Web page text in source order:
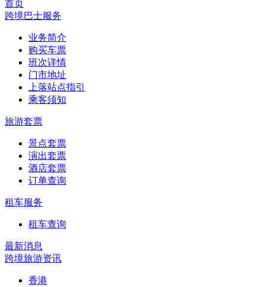
首页
跨境巴士服务
业务简介
购买车票
班次详情
门市地址
上落站点指引
乘客须知
旅游套票
景点套票
演出套票
酒店套票
订单查询
租车服务
租车查询
最新消息
跨境旅游资讯
香港